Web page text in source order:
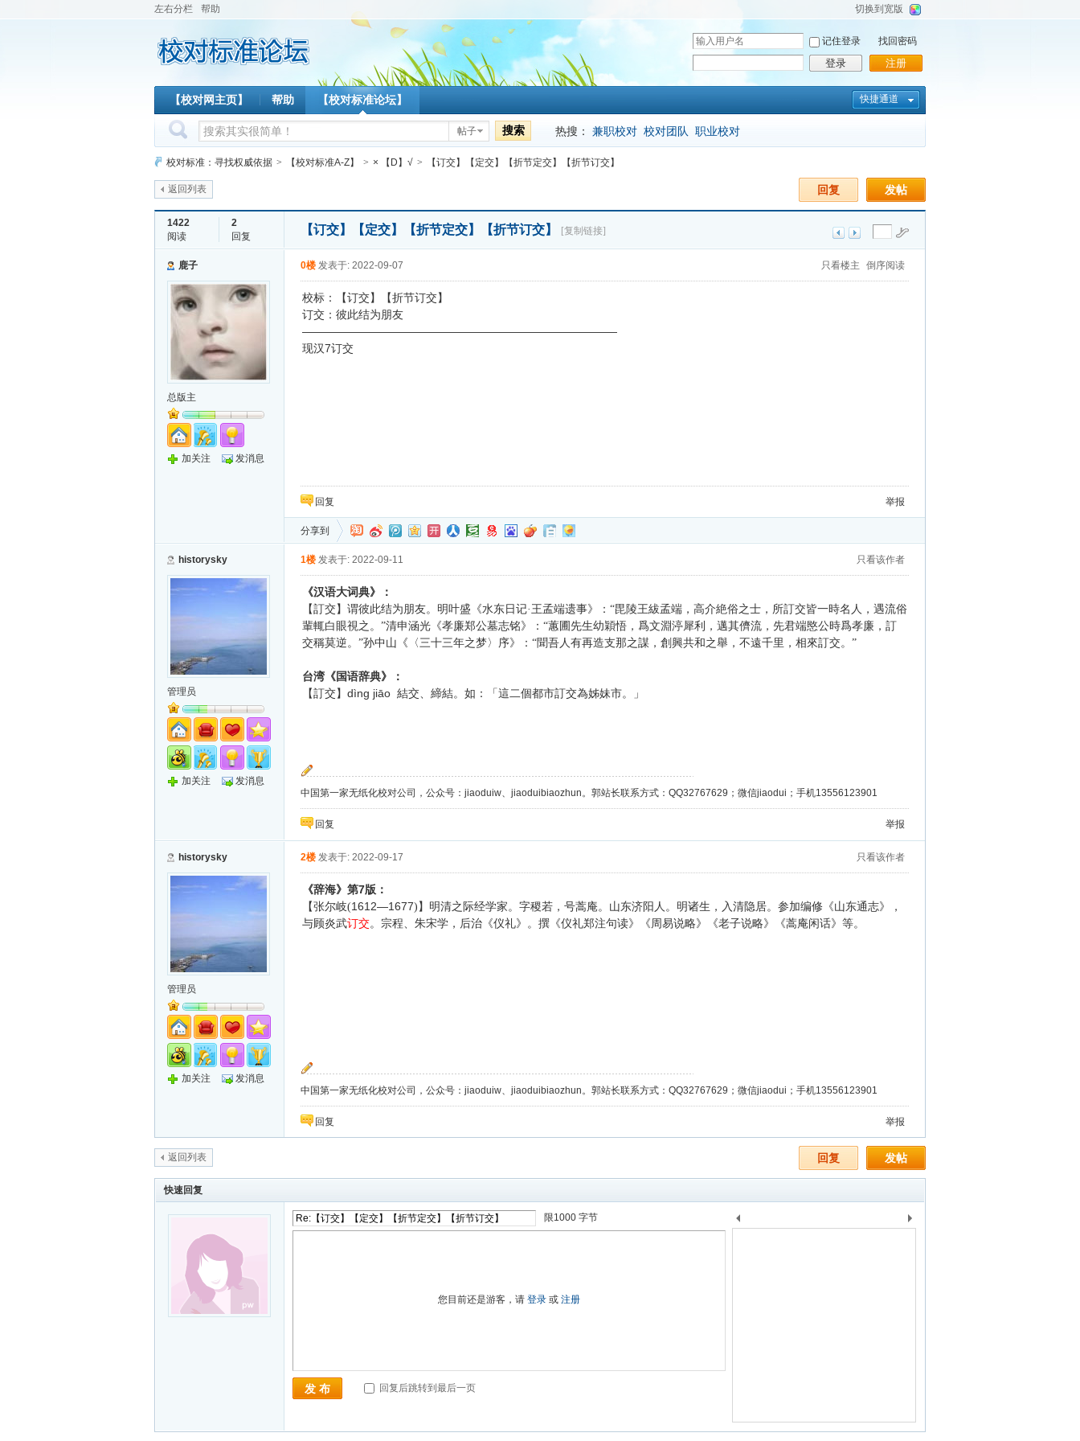
切换到宽版
左右分栏 帮助
用
户
名
记住登录
登录
找回密码
注册
快捷通道
【校对网主页】 帮助 【校对标准论坛】
帖子 搜索 热搜： 兼职校对 校对团队 职业校对
校对标准：寻找权威依据 > 【校对标准A-Z】 > × 【D】√ > 【订交】【定交】【折节定交】【折节订交】
发帖
回复
返回列表
1422
阅读
2
回复
【订交】【定交】【折节定交】【折节订交】 [复制链接]
鹿子
总版主
加关注 发消息
只看楼主 倒序阅读
0楼 发表于: 2022-09-07
校标：【订交】【折节订交】
订交：彼此结为朋友
————————————————————————————
现汉7订交
回复 举报
分享到
historysky
管理员
加关注 发消息
只看该作者
1楼 发表于: 2022-09-11
《汉语大词典》：
【訂交】谓彼此结为朋友。明叶盛《水东日记·王孟端遗事》：“毘陵王紱孟端，高介絶俗之士，所訂交皆一時名人，遇流俗
輩輒白眼視之。”清申涵光《孝廉郑公墓志铭》：“蕙圃先生幼穎悟，爲文淵渟犀利，邁其儕流，先君端愍公時爲孝廉，訂
交稱莫逆。”孙中山《〈三十三年之梦〉序》：“聞吾人有再造支那之謀，創興共和之舉，不遠千里，相來訂交。”
台湾《国语辞典》：
【訂交】 dìng jiāo 結交、締結。如：「這二個都市訂交為姊妹市。」
中国第一家无纸化校对公司，公众号：jiaoduiw、jiaoduibiaozhun。郭站长联系方式：QQ32767629；微信jiaodui；手机13556123901
回复 举报
historysky
管理员
加关注 发消息
只看该作者
2楼 发表于: 2022-09-17
《辞海》第7版：
【张尔岐(1612—1677)】明清之际经学家。字稷若，号蒿庵。山东济阳人。明诸生，入清隐居。参加编修《山东通志》，
与顾炎武订交。宗程、朱宋学，后治《仪礼》。撰《仪礼郑注句读》《周易说略》《老子说略》《蒿庵闲话》等。
中国第一家无纸化校对公司，公众号：jiaoduiw、jiaoduibiaozhun。郭站长联系方式：QQ32767629；微信jiaodui；手机13556123901
回复 举报
发帖
回复
返回列表
快速回复
限1000 字节
您目前还是游客，请 登录 或 注册
发 布 回复后跳转到最后一页
上
下